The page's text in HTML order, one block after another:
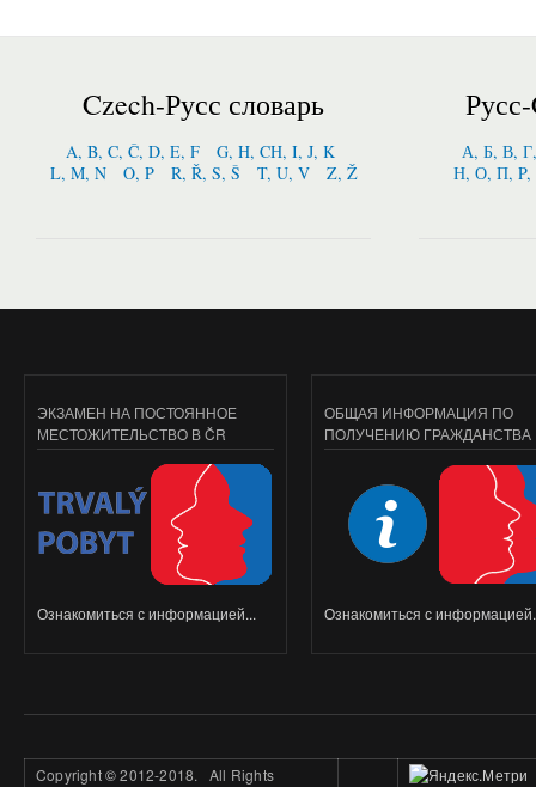
Czech-Русс словарь
A, B, C, Č, D, E, F
G, H, CH, I, J, K
L, M, N
O, P R, Ř, S, Š T, U, V Z, Ž
А, Б, В,
Н, О, П,
ЭКЗАМЕН НА ПОСТОЯННОЕ
МЕСТОЖИТЕЛЬСТВО В ČR
Ознакомиться с информацией...
ОБЩАЯ ИНФОРМАЦИЯ ПО
ПОЛУЧЕНИЮ ГРАЖДАНСТВА
Ознакомиться с
Copyright©2012-2018. All Rights